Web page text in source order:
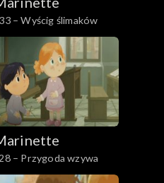
– Wyścig ślimaków
– Przygoda wzywa